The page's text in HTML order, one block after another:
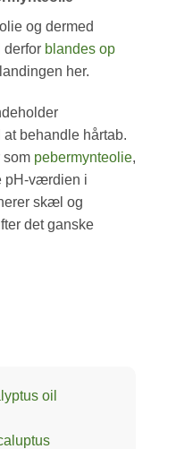
og dermed
derfor blandes op
her.
behandle hårtab.
som pebermynteolie,
pH-værdien i
skæl og
det ganske